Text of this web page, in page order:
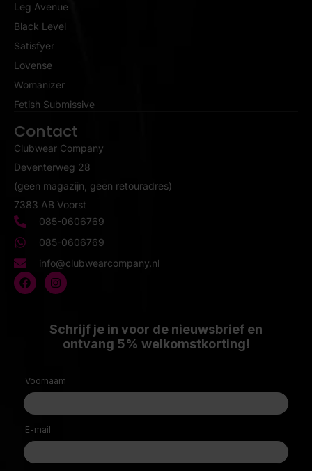
Leg Avenue
Black Level
Satisfyer
Lovense
Womanizer
Fetish Submissive
Contact
Clubwear Company
Deventerweg 28
(geen magazijn, geen retouradres)
7383 AB Voorst
085-0606769
085-0606769
info@clubwearcompany.nl